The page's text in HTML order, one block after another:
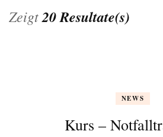
Zeigt20 Resultate(s)
NEWS
Kurs –